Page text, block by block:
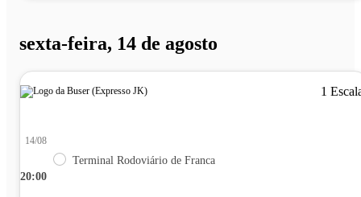
sexta-feira, 14 de agosto
1
20:00
14/08
Terminal Rodoviário de Franca